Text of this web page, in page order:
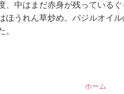
、中はまだ赤身が残っているぐ
ほうれん草炒め。バジルオイ
。
ホーム